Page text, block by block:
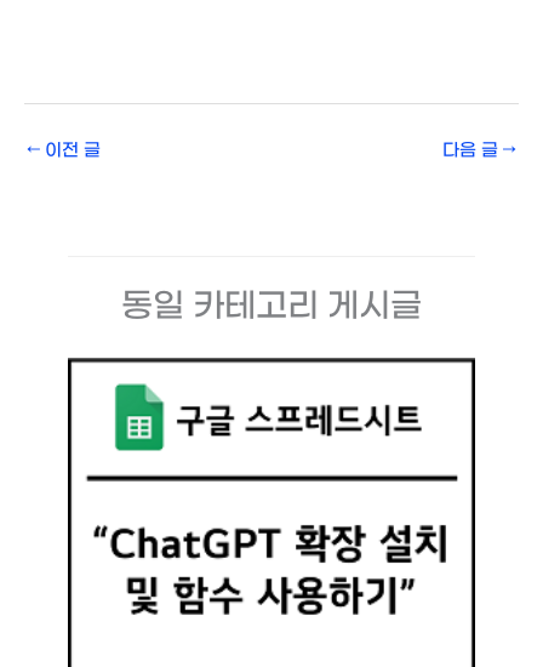
← 이전 글 다음 글 →
동일 카테고리 게시글